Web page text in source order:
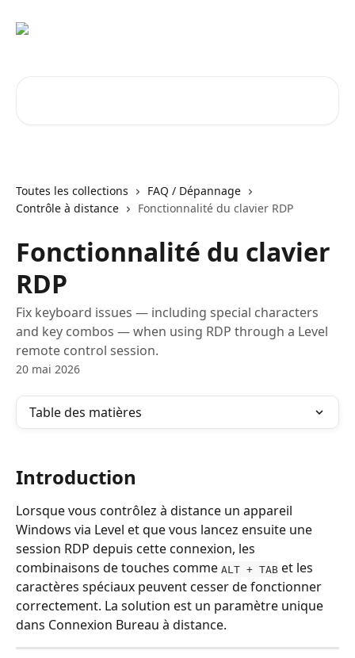
Toutes les collections
FAQ / Dépannage
Contrôle à distance
Fonctionnalité du clavier RDP
Fonctionnalité du clavier
RDP
Fix keyboard issues — including special characters
and key combos — when using RDP through a Level
remote control session.
20 mai 2026
Table des matières
Introduction
Lorsque vous contrôlez à distance un appareil
Windows via Level et que vous lancez ensuite une
session RDP depuis cette connexion, les
combinaisons de touches comme ALT + TAB et les
caractères spéciaux peuvent cesser de fonctionner
correctement. La solution est un paramètre unique
dans Connexion Bureau à distance.